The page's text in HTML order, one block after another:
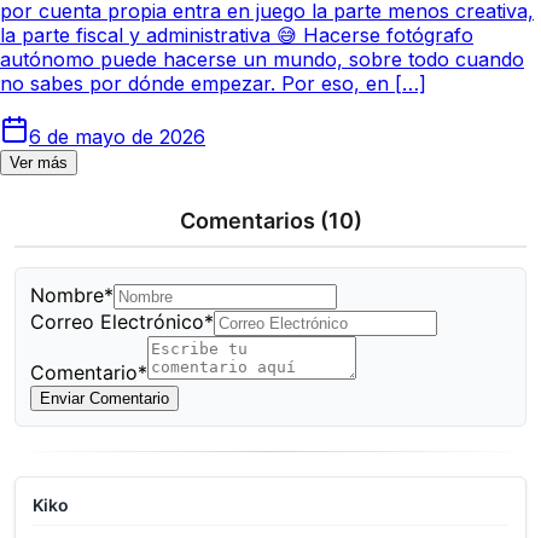
por cuenta propia entra en juego la parte menos creativa,
la parte fiscal y administrativa 😅 Hacerse fotógrafo
autónomo puede hacerse un mundo, sobre todo cuando
no sabes por dónde empezar. Por eso, en […]
6 de mayo de 2026
Ver más
Comentarios (10)
Nombre*
Correo Electrónico*
Comentario*
Enviar Comentario
Kiko